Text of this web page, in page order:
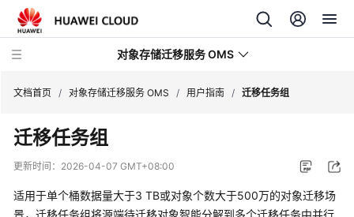
对象存储迁移服务 OMS
最
新
态
文档首页 / 对象存储迁移服务 OMS / 用户指南 / 迁移任务组
迁移任务组
更新时间： 2026-04-07 GMT+08:00
适用于单个桶数据量大于3 TB或对象个数大于500万的对象迁移场
景，迁移任务组将源端待迁移对象智能分解到多个迁移任务中并行